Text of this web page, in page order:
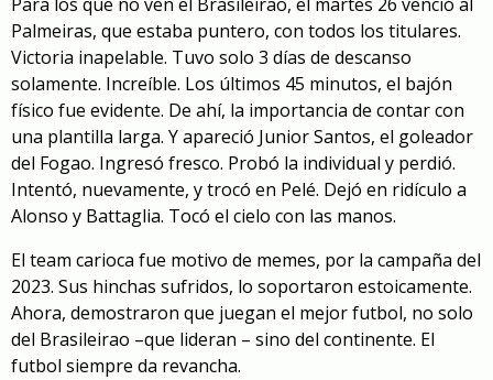
Palmeiras, que estaba puntero, con todos los titulares.
Victoria inapelable. Tuvo solo 3 días de descanso
solamente. Increíble. Los últimos 45 minutos, el bajón
físico fue evidente. De ahí, la importancia de contar con
una plantilla larga. Y apareció Junior Santos, el goleador
del Fogao. Ingresó fresco. Probó la individual y perdió.
Intentó, nuevamente, y trocó en Pelé. Dejó en ridículo a
Alonso y Battaglia. Tocó el cielo con las manos.
El team carioca fue motivo de memes, por la campaña del
2023. Sus hinchas sufridos, lo soportaron estoicamente.
Ahora, demostraron que juegan el mejor futbol, no solo
del Brasileirao –que lideran – sino del continente. El
futbol siempre da revancha.